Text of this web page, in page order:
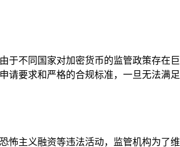
不同国家对加密货币的监管政策存在
要求和严格的合规标准，一旦无法满
主义融资等违法活动，监管机构为了